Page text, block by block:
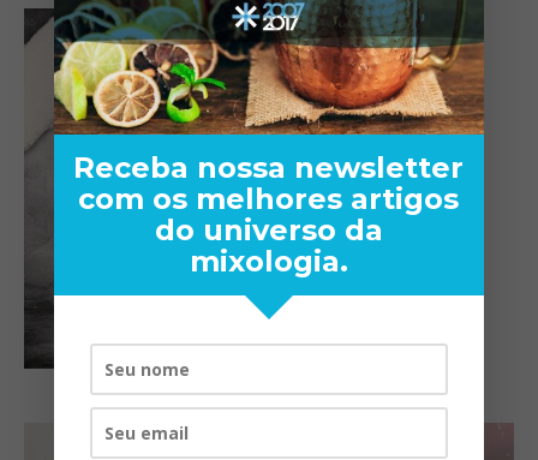
Receba nossa newsletter
com os melhores artigos
do universo da
mixologia.